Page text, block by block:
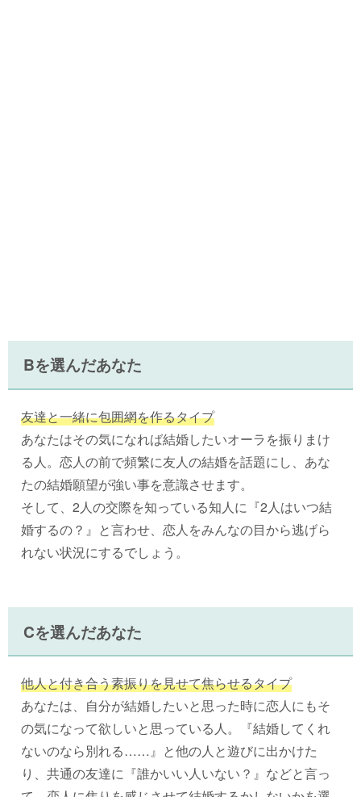
Bを選んだあなた
友達と一緒に包囲網を作るタイプ
あなたはその気になれば結婚したいオーラを振りまけ
る人。恋人の前で頻繁に友人の結婚を話題にし、あな
たの結婚願望が強い事を意識させます。
そして、2人の交際を知っている知人に『2人はいつ結
婚するの？』と言わせ、恋人をみんなの目から逃げら
れない状況にするでしょう。
Cを選んだあなた
他人と付き合う素振りを見せて焦らせるタイプ
あなたは、自分が結婚したいと思った時に恋人にもそ
の気になって欲しいと思っている人。『結婚してくれ
ないのなら別れる……』と他の人と遊びに出かけた
り、共通の友達に『誰かいい人いない？』などと言っ